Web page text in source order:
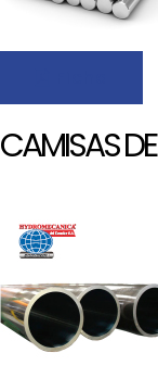
CAMISAS